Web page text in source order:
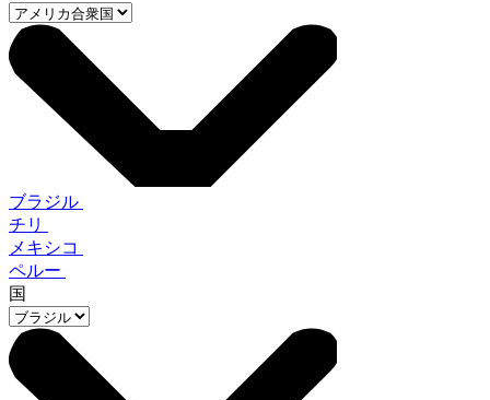
ブラジル
チリ
メキシコ
ペルー
国